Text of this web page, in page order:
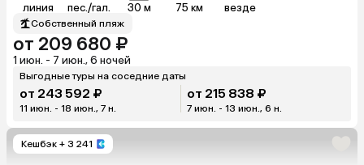
линия пес./гал. 30 м 75 км везде
Собственный пляж
от 209 680 ₽
1 июн. - 7 июн., 6 ночей
Выгодные туры на соседние даты
от 243 592 ₽
11 июн. - 18 июн., 7 н.
от 215 838 ₽
7 июн. - 13 июн., 6 н.
Кешбэк + 3 241